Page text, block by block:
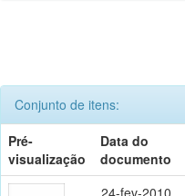
Conjunto de itens:
Pré-
visualização
Data do
documento
24-fev-2010